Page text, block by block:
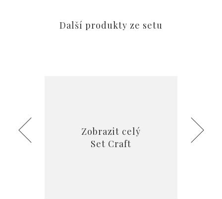
Další produkty ze setu
Zobrazit celý
Set Craft